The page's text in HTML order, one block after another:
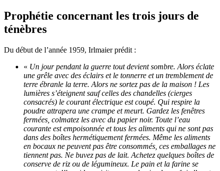
Prophétie concernant les trois jours de
ténèbres
Du début de l’année 1959, Irlmaier prédit :
« Un jour pendant la guerre tout devient sombre. Alors éclate
une grêle avec des éclairs et le tonnerre et un tremblement de
terre ébranle la terre. Alors ne sortez pas de la maison ! Les
lumières s’éteignent sauf celles des chandelles (cierges
consacrés) le courant électrique est coupé. Qui respire la
poudre attrapera une crampe et meurt. Gardez les fenêtres
fermées, colmatez les avec du papier noir. Toute l’eau
courante est empoisonnée et tous les aliments qui ne sont pas
dans des boîtes hermétiquement fermées. Même les aliments
en bocaux ne peuvent pas être consommés, ces emballages ne
tiennent pas. Ne buvez pas de lait. Achetez quelques boîtes de
conserve de riz ou de légumineux. Le pain et la farine se